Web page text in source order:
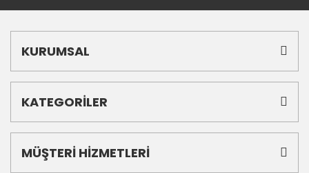
KURUMSAL
KATEGORİLER
MÜŞTERİ HİZMETLERİ